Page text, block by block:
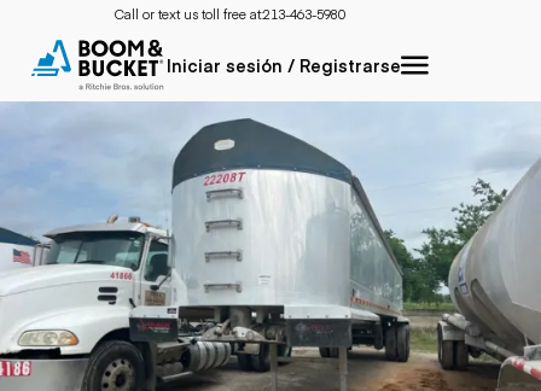
Call or text us toll free at:213-463-5980
Iniciar sesión / Registrarse